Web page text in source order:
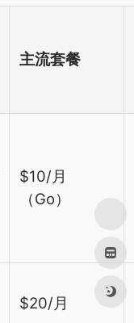
主流套餐
$10/月
（Go）
$20/月